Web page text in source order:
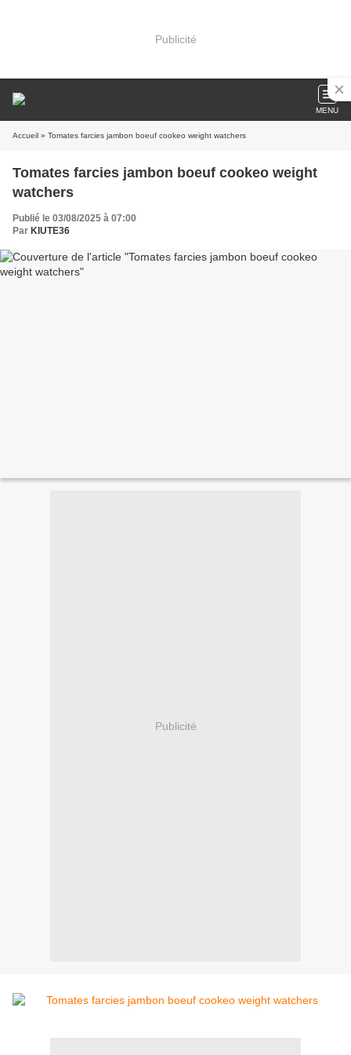
Publicité
MENU
Accueil » Tomates farcies jambon boeuf cookeo weight watchers
Tomates farcies jambon boeuf cookeo weight
watchers
Publié le 03/08/2025 à 07:00
Par KIUTE36
Publicité